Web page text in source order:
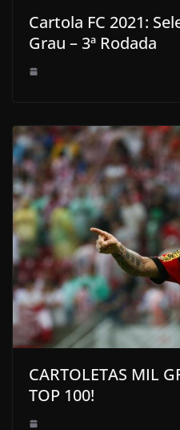
Cartola FC 2021:
Grau – 3ª Rodada
CARTOLETAS MIL
TOP 100!